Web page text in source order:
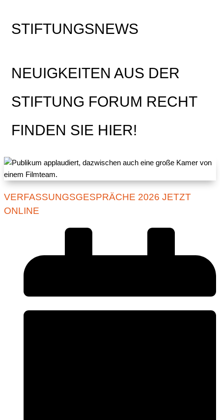
STIFTUNGSNEWS
NEUIGKEITEN AUS DER
STIFTUNG FORUM RECHT
FINDEN SIE HIER!
VERFASSUNGSGESPRÄCHE 2026 JETZT
ONLINE